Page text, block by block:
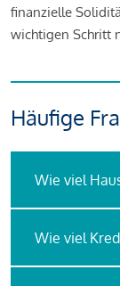
finanzielle
wichtigen Schritt
Häufige
Wie viel
Wie viel